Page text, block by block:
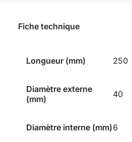
Fiche technique
Longueur (mm) 250
Diamètre externe
(mm)
40
Diamètre interne (mm)6